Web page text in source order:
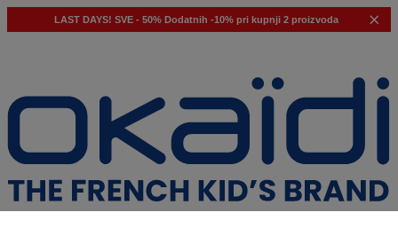
LAST DAYS! SVE - 50% Dodatnih -10% pri kupnji 2 proizvoda